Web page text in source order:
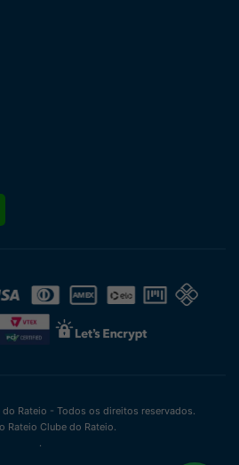
Rateio - Todos os direitos reservados.
Rateio Clube do Rateio.
.